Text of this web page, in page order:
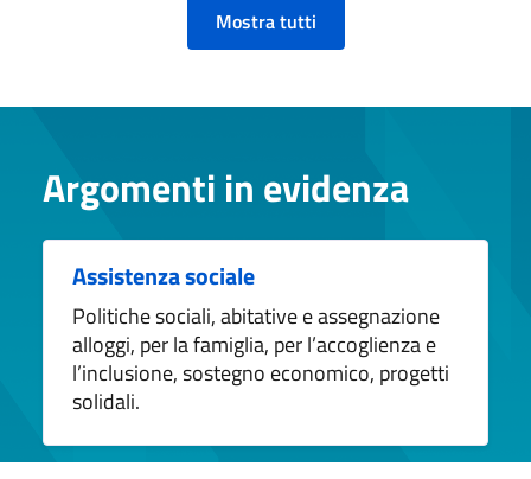
Mostra tutti
Argomenti in evidenza
Assistenza sociale
Politiche sociali, abitative e assegnazione
alloggi, per la famiglia, per l’accoglienza e
l’inclusione, sostegno economico, progetti
solidali.